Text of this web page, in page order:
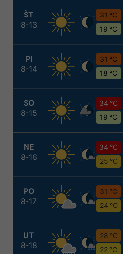
ŠT
8-13
31 °C
19 °C
PI
8-14
31 °C
18 °C
SO
8-15
34 °C
19 °C
NE
8-16
34 °C
25 °C
PO
8-17
31 °C
24 °C
UT
8-18
28 °C
22 °C